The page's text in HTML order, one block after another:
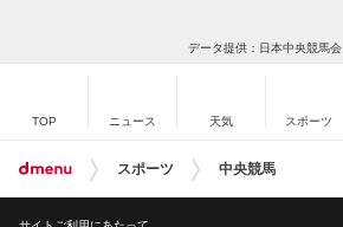
データ提供：日本中央競馬会
TOP ニュース 天気 スポーツ
スポーツ 中央競馬